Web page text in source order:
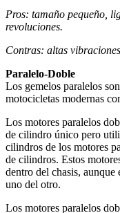
Pros: tamaño pequeño,
revoluciones.
Contras: altas
Paralelo-Doble
Los gemelos paralelos
motocicletas modernas
Los motores paralelos
de cilindro único pero
cilindros de los motores
de cilindros. Estos
dentro del chasis, aunque
uno del otro.
Los motores paralelos